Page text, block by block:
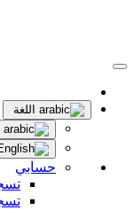
اللغة
حسابي